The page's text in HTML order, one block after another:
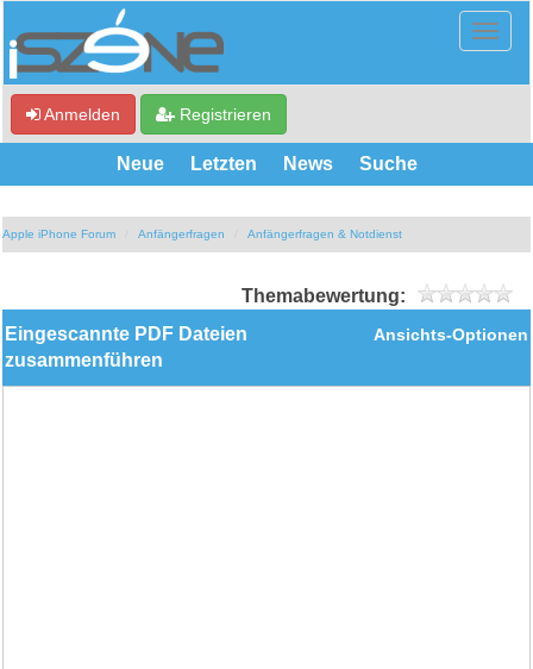
Anmelden Registrieren
Neue Letzten News Suche
Apple iPhone Forum Anfängerfragen Anfängerfragen & Notdienst
Themabewertung:
Ansichts-Optionen
Eingescannte PDF Dateien
zusammenführen